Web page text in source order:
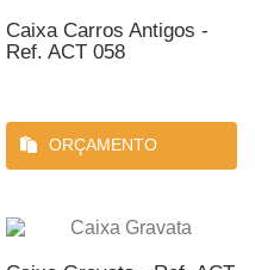
Caixa Carros Antigos -
Ref. ACT 058
ORÇAMENTO